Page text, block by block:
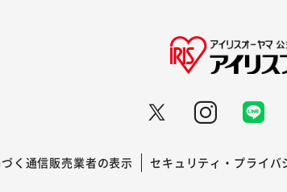
く通信販売業者の表示 セキュリティ・プライバ